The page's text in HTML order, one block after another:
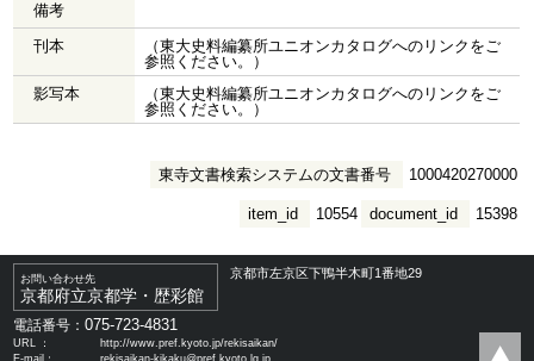
備考
刊本
（東大史料編纂所ユニオンカタログへのリンクをご
参照ください。）
影写本
（東大史料編纂所ユニオンカタログへのリンクをご
参照ください。）
東寺文書検索システムの文書番号 1000420270000
document_id 15398
item_id 10554
お問い合わせ先
京都府立京都学・歴彩館
京都市左京区下鴨半木町1番地29
電話番号：075-723-4831
URL ：
http://www.pref.kyoto.jp/rekisaikan/
E-mail：
rekisaikan-kikaku@pref.kyoto.lg.jp